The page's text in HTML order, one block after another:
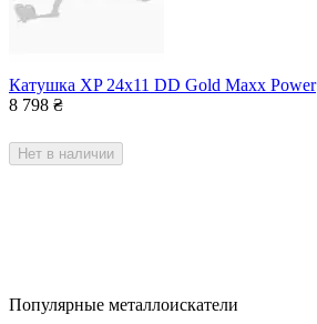
Катушка XP 24x11 DD Gold Maxx Power
8 798 ₴
Нет в наличии
Популярные металлоискатели